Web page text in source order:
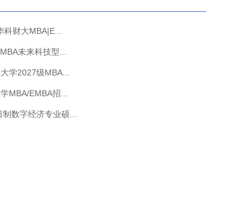
财大MBA|E...
未来科技型...
学2027级MBA...
MBA/EMBA招...
数字经济专业硕...